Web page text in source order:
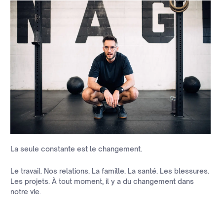
La seule constante est le changement.
Le travail. Nos relations. La famille. La santé. Les blessures.
Les projets. À tout moment, il y a du changement dans
notre vie.